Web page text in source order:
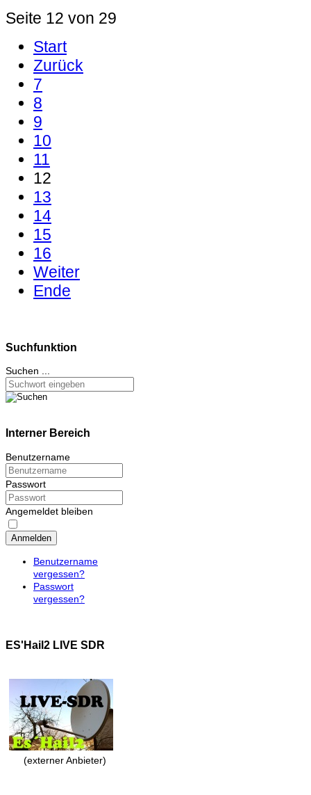
Seite 12 von 29
Start
Zurück
7
8
9
10
11
12
13
14
15
16
Weiter
Ende
Suchfunktion
Suchen ...
Interner Bereich
Benutzername
Passwort
Angemeldet bleiben
Anmelden
Benutzername
vergessen?
Passwort
vergessen?
ES'Hail2 LIVE SDR
(externer Anbieter)